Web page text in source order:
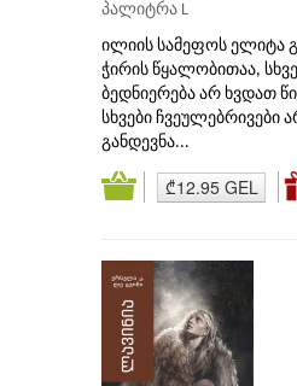
პალიტრა L
ილიის სამეფოს ელიტა
ჭირის წყალობითაა,
ბედნიერება არ ხვდათ
სხვები ჩვეულებრივები
განდევნა...
₾12.95 GEL